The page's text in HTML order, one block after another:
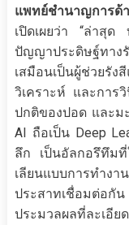
แพทย์ชำนาญการด้
เปิดเผยว่า “ล่าสุด
ปัญญาประดิษฐ์ทางรั
เสมือนเป็นผู้ช่วยรั
วิเคราะห์ และการ
ปกติของปอด และมะ
AI ถือเป็น Deep
ลึก เป็นอัลกอรึทึมที่
เลียนแบบการทำง
ประสาทเชื่อมต่อกัน
ประมวลผลที่ละเอี